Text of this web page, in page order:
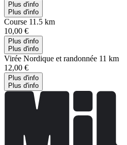
Plus d'info
Plus d'info
Course 11.5 km
10,00 €
Plus d'info
Plus d'info
Virée Nordique et randonnée 11 km
12,00 €
Plus d'info
Plus d'info